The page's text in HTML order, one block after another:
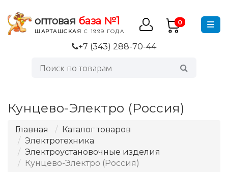
оптовая база №1
ШАРТАШСКАЯ С 1999 ГОДА
0
+7 (343) 288-70-44
Кунцево-Электро (Россия)
Главная
Каталог товаров
Электротехника
Электроустановочные изделия
Кунцево-Электро (Россия)